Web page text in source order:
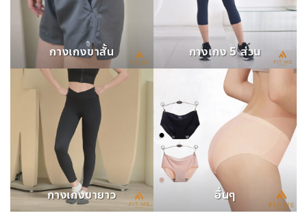
กางเกงขาสั้น กางเกง 5 ส่วน
กางเกงขายาว อื่นๆ